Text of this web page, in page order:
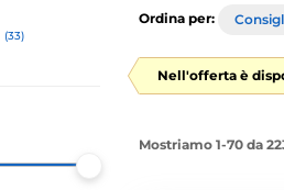
(33)
Ordina per:
Nell'offerta è
Mostriamo 1-70 da